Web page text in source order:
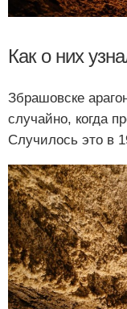
Как о них
Збрашовске
случайно, когда
Случилось это в